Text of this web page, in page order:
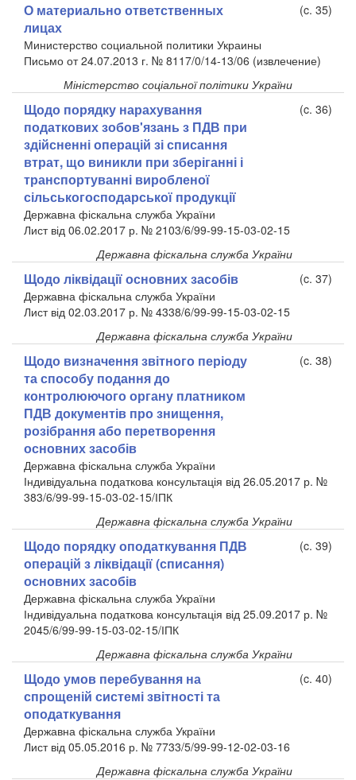
О материально ответственных
лицах
(c. 35)
Министерство социальной политики Украины
Письмо от 24.07.2013 г. № 8117/0/14-13/06 (извлечение)
Міністерство соціальної політики України
Щодо порядку нарахування
податкових зобов'язань з ПДВ при
здійсненні операцій зі списання
втрат, що виникли при зберіганні і
транспортуванні виробленої
сільськогосподарської продукції
(c. 36)
Державна фіскальна служба України
Лист від 06.02.2017 р. № 2103/6/99-99-15-03-02-15
Державна фіскальна служба України
Щодо ліквідації основних засобів
(c. 37)
Державна фіскальна служба України
Лист від 02.03.2017 р. № 4338/6/99-99-15-03-02-15
Державна фіскальна служба України
Щодо визначення звітного періоду
та способу подання до
контролюючого органу платником
ПДВ документів про знищення,
розібрання або перетворення
основних засобів
(c. 38)
Державна фіскальна служба України
Індивідуальна податкова консультація від 26.05.2017 р. №
383/6/99-99-15-03-02-15/ІПК
Державна фіскальна служба України
Щодо порядку оподаткування ПДВ
операцій з ліквідації (списання)
основних засобів
(c. 39)
Державна фіскальна служба України
Індивідуальна податкова консультація від 25.09.2017 р. №
2045/6/99-99-15-03-02-15/ІПК
Державна фіскальна служба України
Щодо умов перебування на
спрощеній системі звітності та
оподаткування
(c. 40)
Державна фіскальна служба України
Лист від 05.05.2016 р. № 7733/5/99-99-12-02-03-16
Державна фіскальна служба України